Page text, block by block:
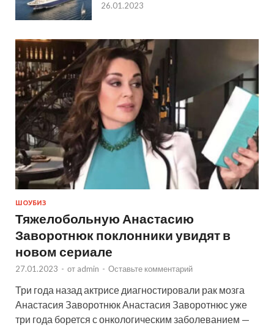
26.01.2023
ШОУБИЗ
Тяжелобольную Анастасию
Заворотнюк поклонники увидят в
новом сериале
27.01.2023 - от admin - Оставьте комментарий
Три года назад актрисе диагностировали рак мозга
Анастасия Заворотнюк Анастасия Заворотнюс уже
три года борется с онкологическим заболеванием —